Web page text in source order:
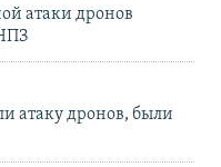
атаки дронов
атаку дронов, были